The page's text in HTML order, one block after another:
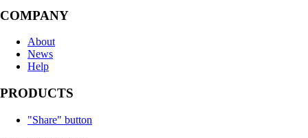
COMPANY
About
News
Help
PRODUCTS
"Share" button